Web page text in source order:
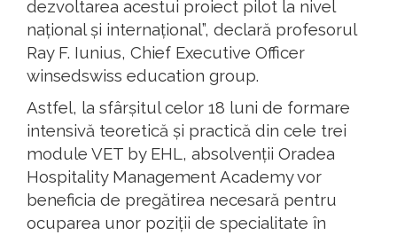
dezvoltarea acestui proiect pilot la nivel
național și internațional”, declară profesorul
Ray F. Iunius, Chief Executive Officer
winsedswiss education group.
Astfel, la sfârșitul celor 18 luni de formare
intensivă teoretică și practică din cele trei
module VET by EHL, absolvenții Oradea
Hospitality Management Academy vor
beneficia de pregătirea necesară pentru
ocuparea unor poziții de specialitate în